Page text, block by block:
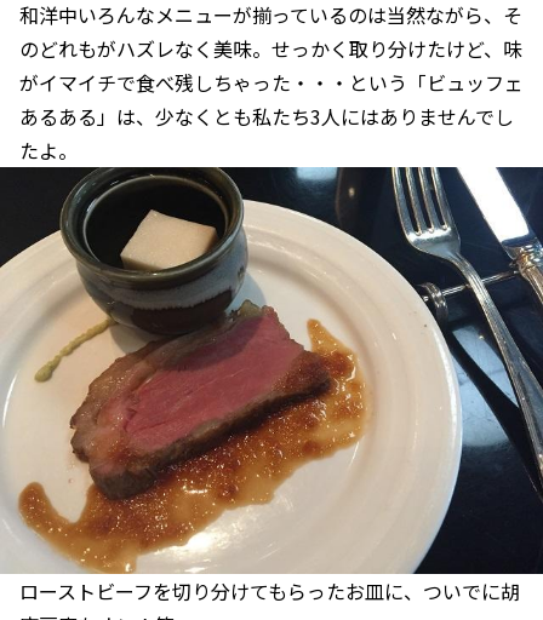
和洋中いろんなメニューが揃っているのは当然ながら、そ
のどれもがハズレなく美味。せっかく取り分けたけど、味
がイマイチで食べ残しちゃった・・・という「ビュッフェ
あるある」は、少なくとも私たち3人にはありませんでし
たよ。
ローストビーフを切り分けてもらったお皿に、ついでに胡